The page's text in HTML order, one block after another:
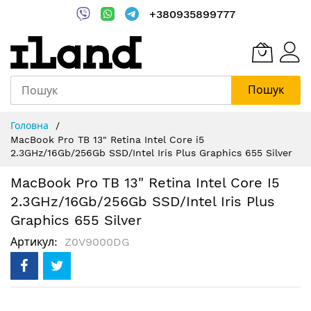
+380935899777
Пошук
Content
Головна
MacBook Pro TB 13" Retina Intel Core i5
2.3GHz/16Gb/256Gb SSD/Intel Iris Plus Graphics 655 Silver
MacBook Pro TB 13" Retina Intel Core I5
2.3GHz/16Gb/256Gb SSD/Intel Iris Plus
Graphics 655 Silver
Артикул Z0V9000DG